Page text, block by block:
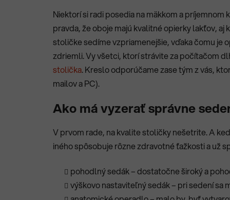
Niektorí si radi posedia na mäkkom a
pravda, že oboje majú kvalitné opierky lakťov, aj
stoličke sedíme vzpriamenejšie, vďaka čomu je
zdriemli. Vy všetci, ktorí strávite za počítačom
stolička.Kreslo odporúčame zase tým z vás,
mailov a PC).
Ako má vyzerať správne
V prvom rade, na kvalite stoličky nešetrite. A
iného spôsobuje rôzne zdravotné ťažkosti a už
pohodlný sedák – dostatočne široký a
výškovo nastaviteľný sedák – pri sedení